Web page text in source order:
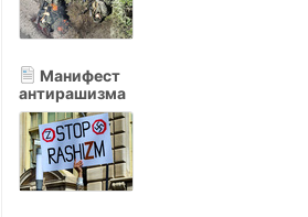
Манифест
антирашизма